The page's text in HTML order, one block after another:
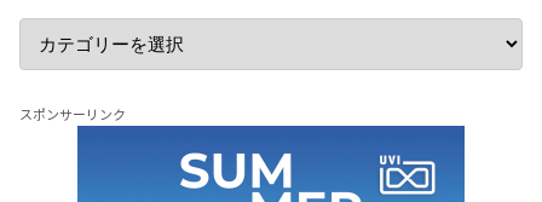
スポンサーリンク